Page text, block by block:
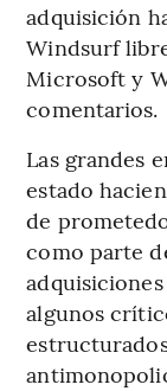
adquisición
Windsurf
Microsoft y
comentarios.
Las grandes
estado
de
como parte
algunos